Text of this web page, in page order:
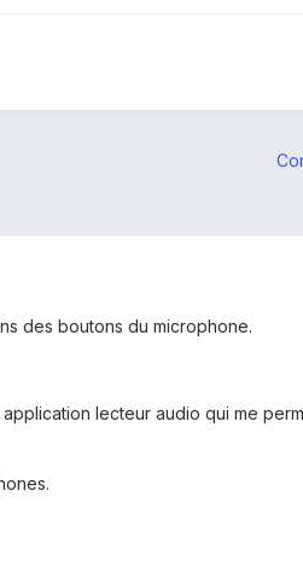
des boutons du microphone.
lecteur audio qui me